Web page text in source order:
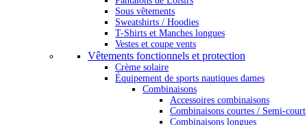
Sous vêtements
Sweatshirts / Hoodies
T-Shirts et Manches longues
Vestes et coupe vents
Vêtements fonctionnels et protection
Crème solaire
Équipement de sports nautiques dames
Combinaisons
Accessoires combinaisons
Combinaisons courtes / Semi-court
Combinaisons longues